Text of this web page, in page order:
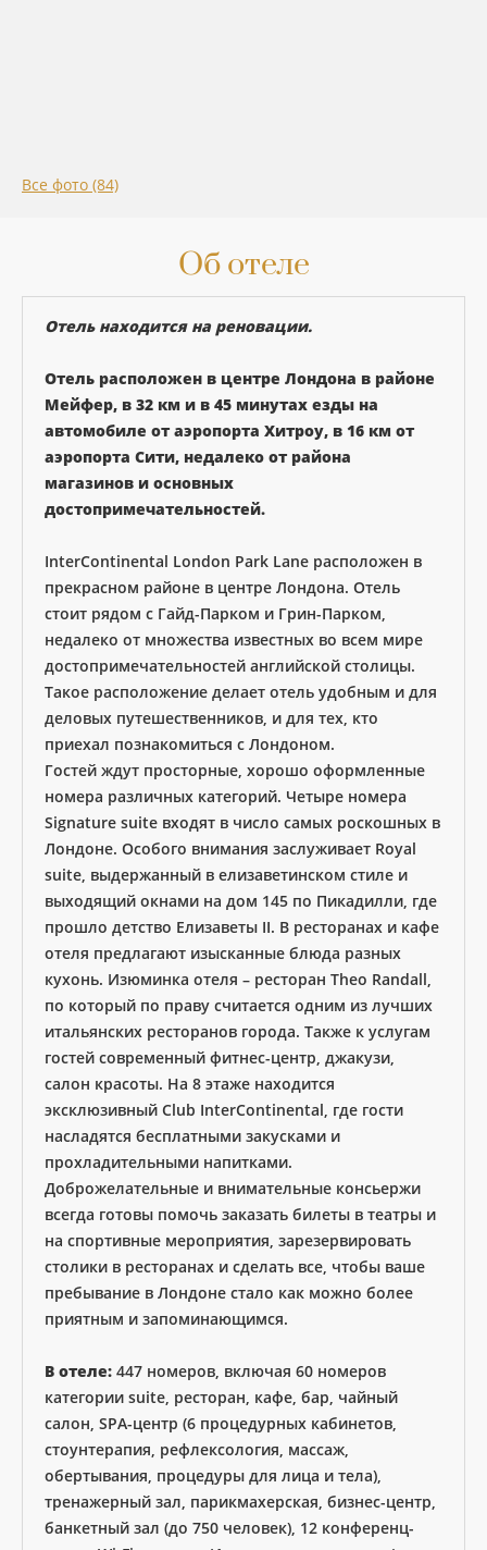
Все фото (84)
Об отеле
Отель находится на реновации.
Отель расположен в центре Лондона в районе
Мейфер, в 32 км и в 45 минутах езды на
автомобиле от аэропорта Хитроу, в 16 км от
аэропорта Сити, недалеко от района
магазинов и основных
достопримечательностей.
InterContinental London Park Lane расположен в
прекрасном районе в центре Лондона. Отель
стоит рядом с Гайд-Парком и Грин-Парком,
недалеко от множества известных во всем мире
достопримечательностей английской столицы.
Такое расположение делает отель удобным и для
деловых путешественников, и для тех, кто
приехал познакомиться с Лондоном.
Гостей ждут просторные, хорошо оформленные
номера различных категорий. Четыре номера
Signature suite входят в число самых роскошных в
Лондоне. Особого внимания заслуживает Royal
suite, выдержанный в елизаветинском стиле и
выходящий окнами на дом 145 по Пикадилли, где
прошло детство Елизаветы II. В ресторанах и кафе
отеля предлагают изысканные блюда разных
кухонь. Изюминка отеля – ресторан Theo Randall,
по который по праву считается одним из лучших
итальянских ресторанов города. Также к услугам
гостей современный фитнес-центр, джакузи,
салон красоты. На 8 этаже находится
эксклюзивный Club InterContinental, где гости
насладятся бесплатными закусками и
прохладительными напитками.
Доброжелательные и внимательные консьержи
всегда готовы помочь заказать билеты в театры и
на спортивные мероприятия, зарезервировать
столики в ресторанах и сделать все, чтобы ваше
пребывание в Лондоне стало как можно более
приятным и запоминающимся.
В отеле: 447 номеров, включая 60 номеров
категории suite, ресторан, кафе, бар, чайный
салон, SPA-центр (6 процедурных кабинетов,
стоунтерапия, рефлексология, массаж,
обертывания, процедуры для лица и тела),
тренажерный зал, парикмахерская, бизнес-центр,
банкетный зал (до 750 человек), 12 конференц-